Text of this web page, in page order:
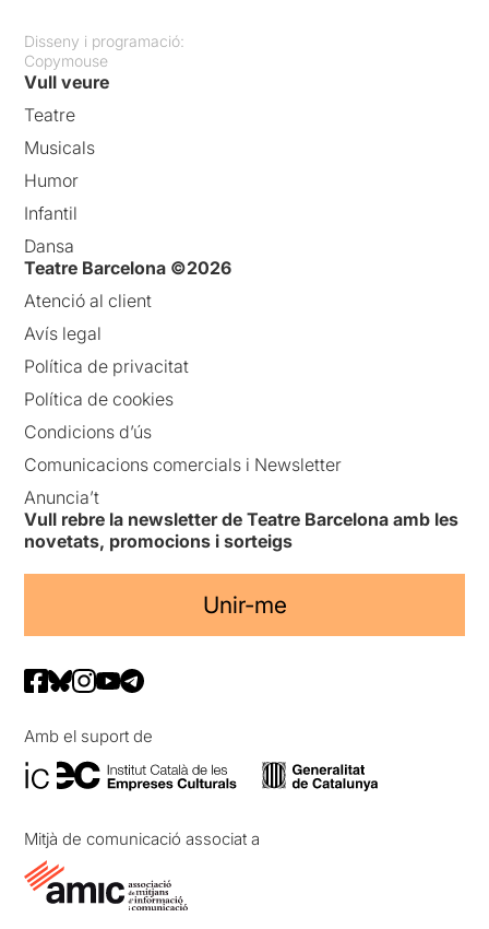
Disseny i programació:
Copymouse
Vull veure
Teatre
Musicals
Humor
Infantil
Dansa
Teatre Barcelona ©2026
Atenció al client
Avís legal
Política de privacitat
Política de cookies
Condicions d’ús
Comunicacions comercials i Newsletter
Anuncia’t
Vull rebre la newsletter de Teatre Barcelona amb les
novetats, promocions i sorteigs
Unir-me
Amb el suport de
Mitjà de comunicació associat a